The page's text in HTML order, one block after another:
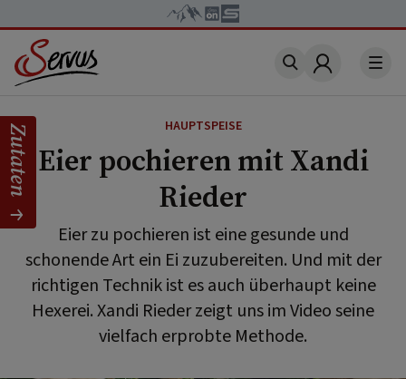
Account
HAUPTSPEISE
Eier pochieren mit Xandi
Rieder
Eier zu pochieren ist eine gesunde und
schonende Art ein Ei zuzubereiten. Und mit der
richtigen Technik ist es auch überhaupt keine
Hexerei. Xandi Rieder zeigt uns im Video seine
vielfach erprobte Methode.
Zutaten